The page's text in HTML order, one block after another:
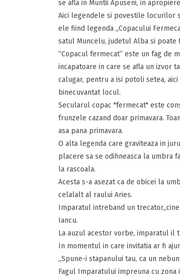
se afla in Muntii Apuseni, in
Aici legendele si povestile locurilor
ele fiind legenda „Copacului
satul Muncelu, judetul Alba si poate
“Copacul fermecat” este un fag de
incapatoare in care se afla un izvor
calugar, pentru a isi potoli setea,
binecuvantat locul.
Secularul copac "fermecat" este
frunzele cazand doar primavara.
asa pana primavara.
O alta legenda care graviteaza in
placere sa se odihneasca la umbra
la rascoala.
Acesta s-a asezat ca de obicei la
celalalt al raului Aries.
Imparatul intreband un
Iancu.
La auzul acestor vorbe, imparatul il
In momentul in care invitatia ar fi
„Spune-i stapanului tau, ca un
Fagul Imparatului impreuna cu